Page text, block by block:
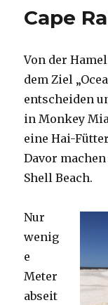
Cape
Von der
dem Ziel
entscheiden
in Monkey
eine Hai-
Davor
Shell Beach.
Nur
wenig
e
Meter
abseit